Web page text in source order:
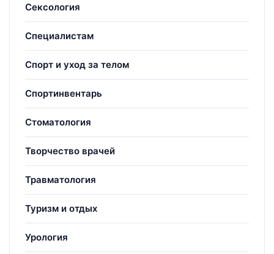
Сексология
Специалистам
Спорт и уход за телом
Спортинвентарь
Стоматология
Творчество врачей
Травматология
Туризм и отдых
Урология